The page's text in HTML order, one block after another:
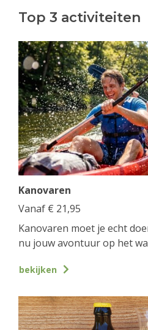
Top 3 activiteiten
Kanovaren
Vanaf € 21,95
Kanovaren moet je echt
nu jouw avontuur op het
bekijken